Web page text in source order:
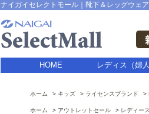
ナイガイセレクトモール｜靴下＆レッグウェ
HOME レディス（婦人
ホーム キッズ ライセンスブランド
ホーム アウトレットセール レディー